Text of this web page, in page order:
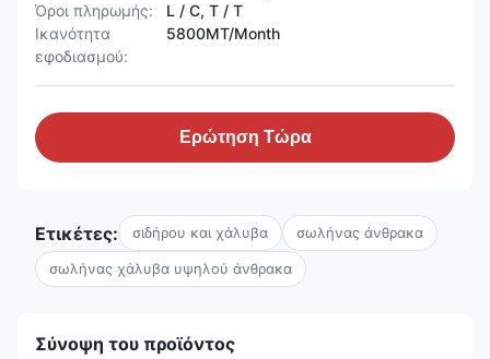
Όροι πληρωμής:
L / C, T / T
Ικανότητα
εφοδιασμού:
5800MT/Month
Ερώτηση Τώρα
Ετικέτες: σιδήρου και χάλυβα σωλήνας άνθρακα
σωλήνας χάλυβα υψηλού άνθρακα
Σύνοψη του προϊόντος